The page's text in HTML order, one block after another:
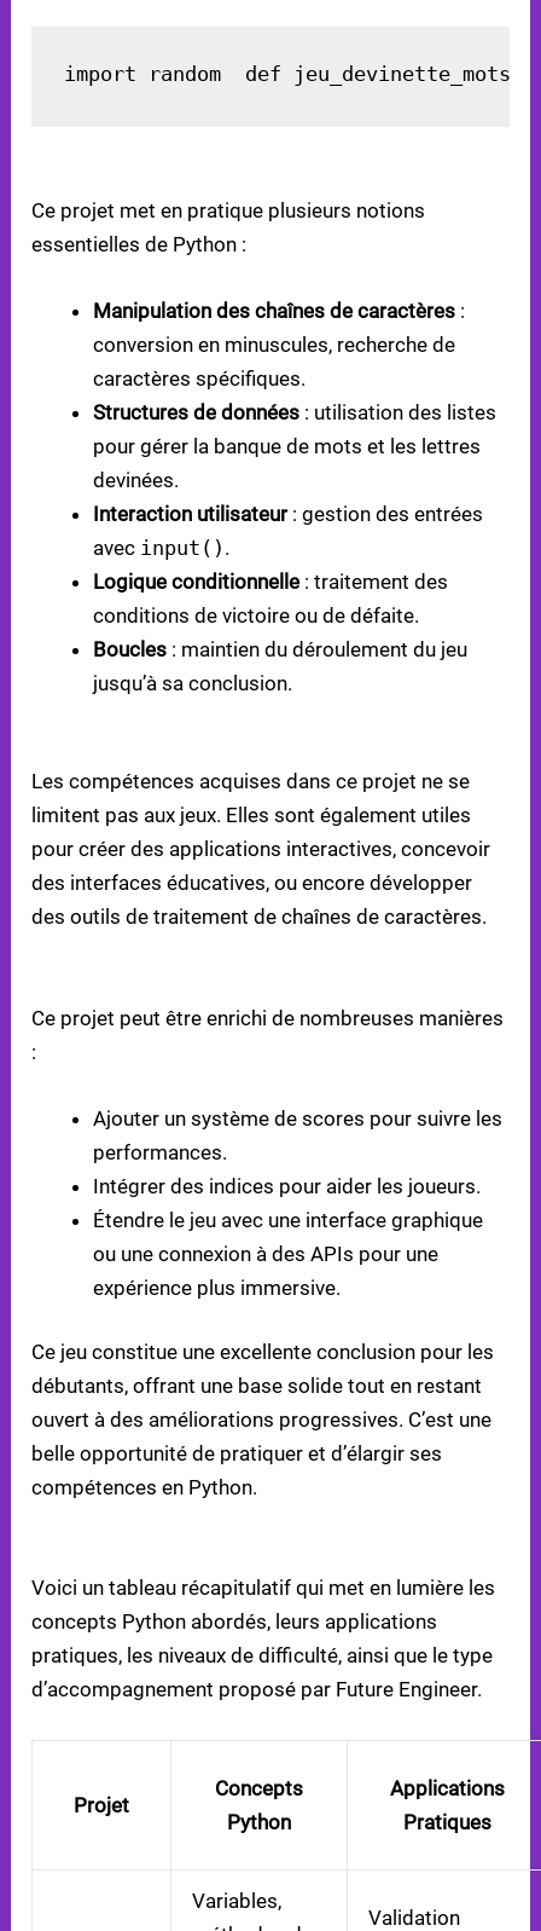
import random  def
Ce projet met en pratique plusieurs notions
essentielles de Python :
Manipulation des chaînes de caractères :
conversion en minuscules, recherche de
caractères spécifiques.
Structures de données : utilisation des listes
pour gérer la banque de mots et les lettres
devinées.
Interaction utilisateur: gestion des entrées
avec input() .
Logique conditionnelle : traitement des
conditions de victoire ou de défaite.
Boucles : maintien du déroulement du jeu
jusqu’à sa conclusion.
Les compétences acquises dans ce projet ne se
limitent pas aux jeux. Elles sont également utiles
pour créer des applications interactives, concevoir
des interfaces éducatives, ou encore développer
des outils de traitement de chaînes de caractères.
Ce projet peut être enrichi de nombreuses manières
:
Ajouter un système de scores pour suivre les
performances.
Intégrer des indices pour aider les joueurs.
Étendre le jeu avec une interface graphique
ou une connexion à des APIs pour une
expérience plus immersive.
Ce jeu constitue une excellente conclusion pour les
débutants, offrant une base solide tout en restant
ouvert à des améliorations progressives. C’est une
belle opportunité de pratiquer et d’élargir ses
compétences en Python.
Voici un tableau récapitulatif qui met en lumière les
concepts Python abordés, leurs applications
pratiques, les niveaux de difficulté, ainsi que le type
d’accompagnement proposé par Future Engineer.
Projet
Concepts
Python
Applications
Pratiques
Variables,
Validation